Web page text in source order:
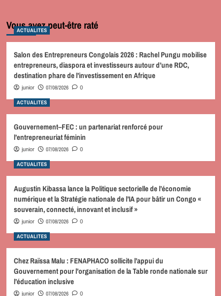
Vous avez peut-être raté
ACTUALITES
Salon des Entrepreneurs Congolais 2026 : Rachel Pungu mobilise
entrepreneurs, diaspora et investisseurs autour d’une RDC,
destination phare de l’investissement en Afrique
junior 07/08/2026 0
ACTUALITES
Gouvernement–FEC : un partenariat renforcé pour
l’entrepreneuriat féminin
junior 07/08/2026 0
ACTUALITES
Augustin Kibassa lance la Politique sectorielle de l’économie
numérique et la Stratégie nationale de l’IA pour bâtir un Congo «
souverain, connecté, innovant et inclusif »
junior 07/08/2026 0
ACTUALITES
Chez Raïssa Malu : FENAPHACO sollicite l’appui du
Gouvernement pour l’organisation de la Table ronde nationale sur
l’éducation inclusive
junior 07/08/2026 0